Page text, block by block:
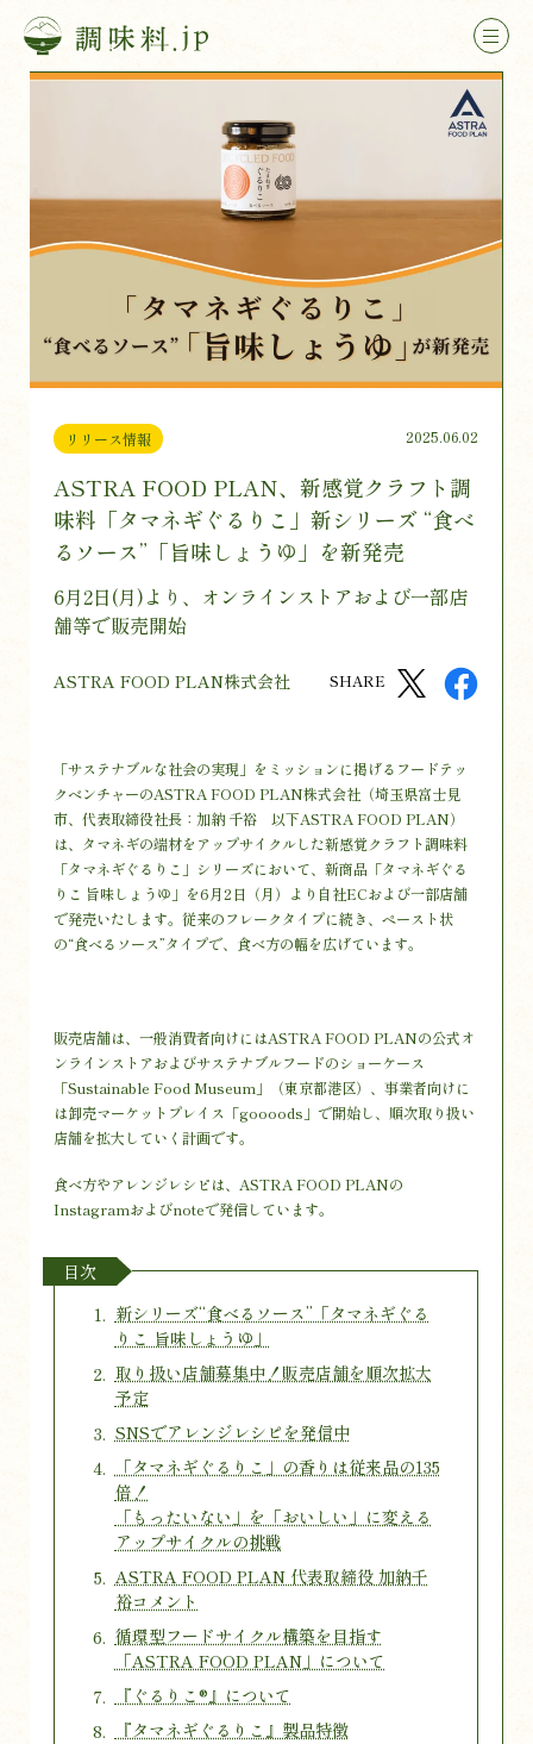
リリース情報 2025.06.02
ASTRA FOOD PLAN、新感覚クラフト調
味料「タマネギぐるりこ」新シリーズ “食べ
るソース”「旨味しょうゆ」を新発売
6月2日(月)より、オンラインストアおよび一部店
舗等で販売開始
ASTRA FOOD PLAN株式会社 SHARE
「サステナブルな社会の実現」をミッションに掲げるフードテッ
クベンチャーのASTRA FOOD PLAN株式会社（埼玉県富士見
市、代表取締役社長：加納 千裕 以下ASTRA FOOD PLAN）
は、タマネギの端材をアップサイクルした新感覚クラフト調味料
「タマネギぐるりこ」シリーズにおいて、新商品「タマネギぐる
りこ 旨味しょうゆ」を6月2日（月）より自社ECおよび一部店舗
で発売いたします。従来のフレークタイプに続き、ペースト状
の“食べるソース”タイプで、食べ方の幅を広げています。
販売店舗は、一般消費者向けにはASTRA FOOD PLANの公式オ
ンラインストアおよびサステナブルフードのショーケース
「Sustainable Food Museum」（東京都港区）、事業者向けに
は卸売マーケットプレイス「goooods」で開始し、順次取り扱い
店舗を拡大していく計画です。
食べ方やアレンジレシピは、ASTRA FOOD PLANの
Instagramおよびnoteで発信しています。
目次
新シリーズ“食べるソース”「タマネギぐる
りこ 旨味しょうゆ」
取り扱い店舗募集中！販売店舗を順次拡大
予定
SNSでアレンジレシピを発信中
「タマネギぐるりこ」の香りは従来品の135
倍！
「もったいない」を「おいしい」に変える
アップサイクルの挑戦
ASTRA FOOD PLAN 代表取締役 加納千
裕コメント
循環型フードサイクル構築を目指す
「ASTRA FOOD PLAN」について
『ぐるりこ®』について
『タマネギぐるりこ』製品特徴